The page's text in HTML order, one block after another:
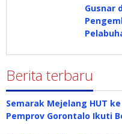
Gusnar
Berita terbaru
Semarak Mejelang HUT
Pemprov Gorontalo Ikuti